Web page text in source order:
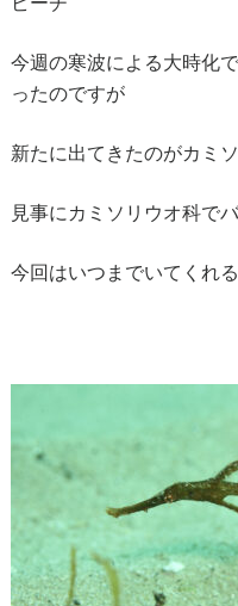
今週の寒波による大時化
ったのですが
新たに出てきたのがカミ
見事にカミソリウオ科で
今回はいつまでいてくれ